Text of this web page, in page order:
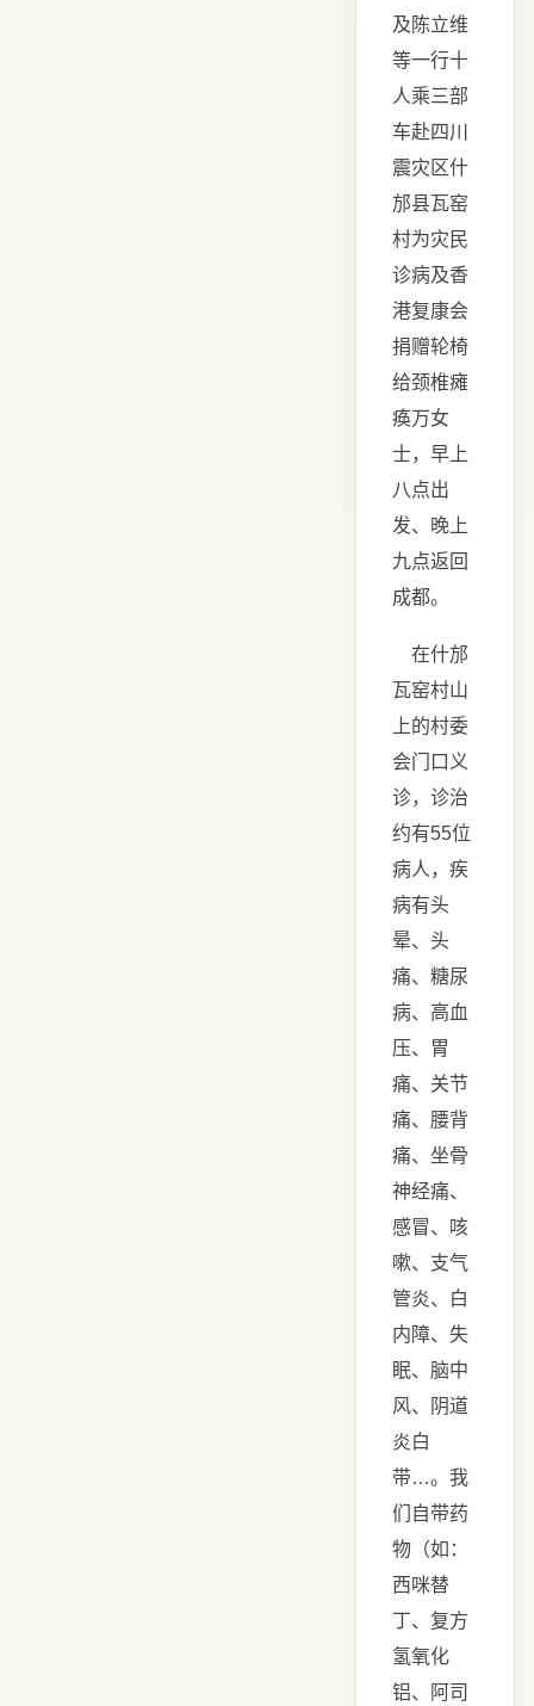
及陈立维
等一行十
人乘三部
车赴四川
震灾区什
邡县瓦窑
村为灾民
诊病及香
港复康会
捐赠轮椅
给颈椎瘫
痪万女
士，早上
八点出
发、晚上
九点返回
成都。
在什邡
瓦窑村山
上的村委
会门口义
诊，诊治
约有55位
病人，疾
病有头
晕、头
痛、糖尿
病、高血
压、胃
痛、关节
痛、腰背
痛、坐骨
神经痛、
感冒、咳
嗽、支气
管炎、白
内障、失
眠、脑中
风、阴道
炎白
带…。我
们自带药
物（如：
西咪替
丁、复方
氢氧化
铝、阿司